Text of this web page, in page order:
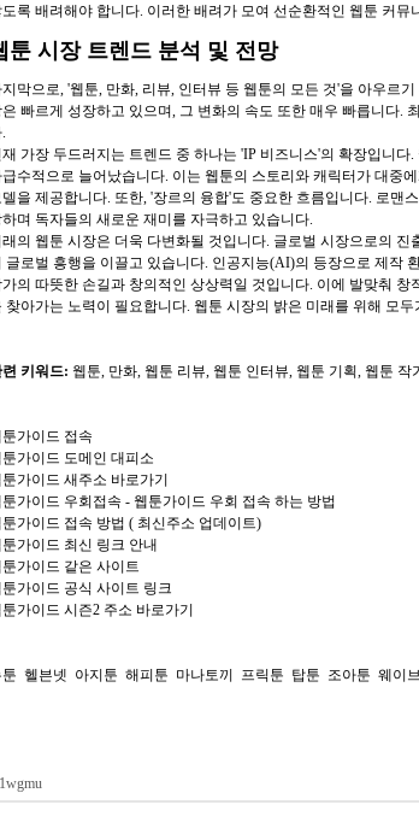
도록 배려해야 합니다. 이러한 배려가 모여 선순환적인 웹툰 커뮤
툰 시장 트렌드 분석 및 전망
지막으로, '웹툰, 만화, 리뷰, 인터뷰 등 웹툰의 모든 것'을 아우르
은 빠르게 성장하고 있으며, 그 변화의 속도 또한 매우 빠릅니다.
재 가장 두드러지는 트렌드 중 하나는 'IP 비즈니스'의 확장입니
수적으로 늘어났습니다. 이는 웹툰의 스토리와 캐릭터가 대중
델을 제공합니다. 또한, '장르의 융합'도 중요한 흐름입니다. 로맨
하며 독자들의 새로운 재미를 자극하고 있습니다.
래의 웹툰 시장은 더욱 다변화될 것입니다. 글로벌 시장으로의
글로벌 흥행을 이끌고 있습니다. 인공지능(AI)의 등장으로 제작
가의 따뜻한 손길과 창의적인 상상력일 것입니다. 이에 발맞춰
찾아가는 노력이 필요합니다. 웹툰 시장의 밝은 미래를 위해 모
키워드: 웹툰, 만화, 웹툰 리뷰, 웹툰 인터뷰, 웹툰 기획, 웹툰 작
가이드 접속
가이드 도메인 대피소
가이드 새주소 바로가기
가이드 우회접속 - 웹툰가이드 우회 접속 하는 방법
가이드 접속 방법 ( 최신주소 업데이트)
가이드 최신 링크 안내
가이드 같은 사이트
가이드 공식 사이트 링크
가이드 시즌2 주소 바로가기
헬븐넷 아지툰 해피툰 마나토끼 프릭툰 탑툰 조아툰 웨이